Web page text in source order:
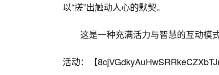
以“搓”出触动人心的默契。
这是一种充满活力与智慧的互动模
活动：【